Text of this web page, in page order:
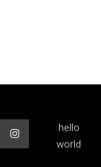
hello
world